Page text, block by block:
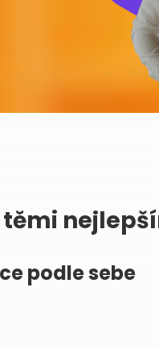
těmi
podle sebe